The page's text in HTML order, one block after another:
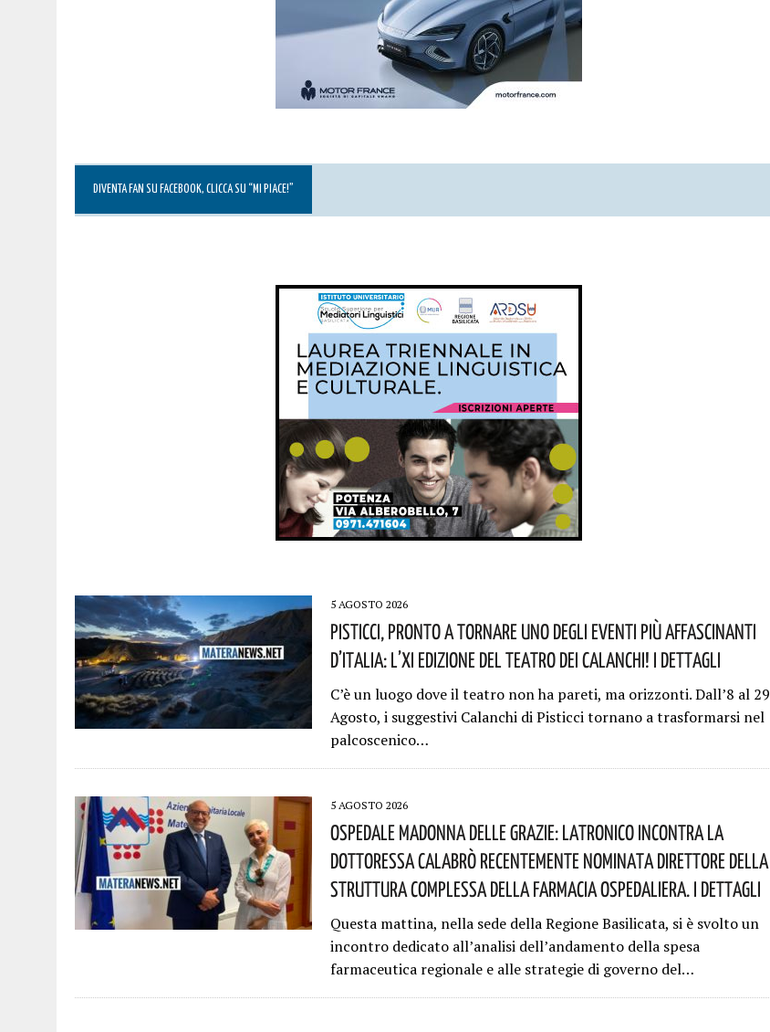
DIVENTA FAN SU FACEBOOK, CLICCA SU “MI PIACE!”
5 AGOSTO 2026
Pisticci, Pronto A Tornare Uno Degli Eventi Più Affascinanti
D’Italia: L’XI Edizione Del Teatro Dei Calanchi! I Dettagli
C’è un luogo dove il teatro non ha pareti, ma orizzonti. Dall’8 al 29
Agosto, i suggestivi Calanchi di Pisticci tornano a trasformarsi nel
palcoscenico…
5 AGOSTO 2026
Ospedale Madonna Delle Grazie: Latronico Incontra La
Dottoressa Calabrò Recentemente Nominata Direttore Della
Struttura Complessa Della Farmacia Ospedaliera. I Dettagli
Questa mattina, nella sede della Regione Basilicata, si è svolto un
incontro dedicato all’analisi dell’andamento della spesa
farmaceutica regionale e alle strategie di governo del…